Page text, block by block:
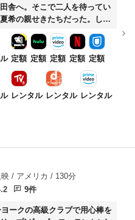
舎へ。そこで二人を待ってい
希の親せきたちだった。しか
ら「婚約者のふりをして」と
面々に圧倒されながらも大役
……。
定額 定額 定額 定額 定額
レンタル レンタル レンタル
/ アメリカ / 130分
9件
ークの高級クラブで用心棒を